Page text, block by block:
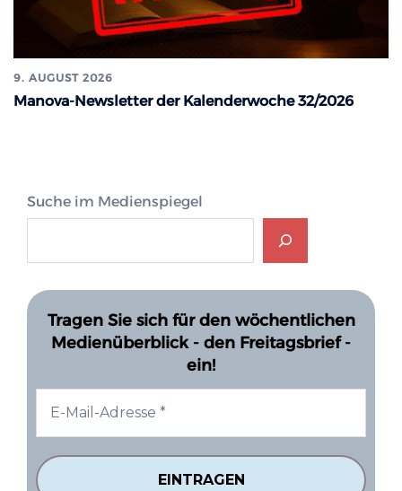
9. AUGUST 2026
Manova-Newsletter der Kalenderwoche 32/2026
Suche im Medienspiegel
Tragen Sie sich für den wöchentlichen
Medienüberblick - den Freitagsbrief -
ein!